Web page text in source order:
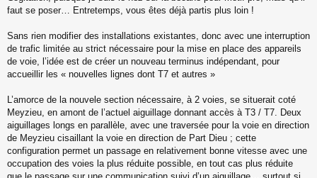
s
g
e
n
o
u
faut se poser… Entretemps, vous êtes déjà partis plus loin !
Sans rien modifier des installations existantes, donc avec une interruption
de trafic limitée au strict nécessaire pour la mise en place des appareils
de voie, l’idée est de créer un nouveau terminus indépendant, pour
accueillir les « nouvelles lignes dont T7 et autres »
L’amorce de la nouvele section nécessaire, à 2 voies, se situerait coté
Meyzieu, en amont de l’actuel aiguillage donnant accès à T3 / T7. Deux
aiguillages longs en parallèle, avec une traversée pour la voie en direction
de Meyzieu cisaillant la voie en direction de Part Dieu ; cette
configuration permet un passage en relativement bonne vitesse avec une
occupation des voies la plus réduite possible, en tout cas plus réduite